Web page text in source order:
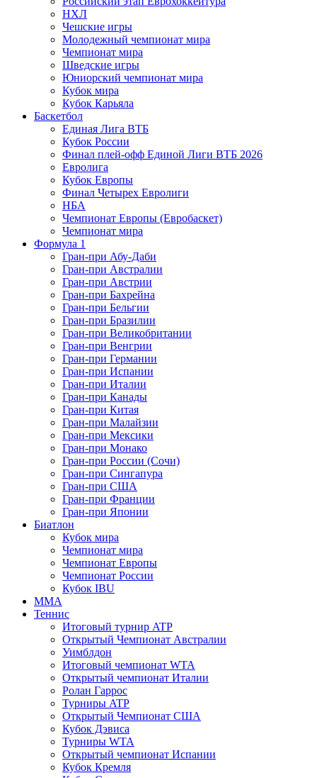
НХЛ
Чешские игры
Молодежный чемпионат мира
Чемпионат мира
Шведские игры
Юниорский чемпионат мира
Кубок мира
Кубок Карьяла
Баскетбол
Единая Лига ВТБ
Кубок России
Финал плей-офф Единой Лиги ВТБ 2026
Евролига
Кубок Европы
Финал Четырех Евролиги
НБА
Чемпионат Европы (Евробаскет)
Чемпионат мира
Формула 1
Гран-при Абу-Даби
Гран-при Австралии
Гран-при Австрии
Гран-при Бахрейна
Гран-при Бельгии
Гран-при Бразилии
Гран-при Великобритании
Гран-при Венгрии
Гран-при Германии
Гран-при Испании
Гран-при Италии
Гран-при Канады
Гран-при Китая
Гран-при Малайзии
Гран-при Мексики
Гран-при Монако
Гран-при России (Сочи)
Гран-при Сингапура
Гран-при США
Гран-при Франции
Гран-при Японии
Биатлон
Кубок мира
Чемпионат мира
Чемпионат Европы
Чемпионат России
Кубок IBU
MMA
Теннис
Итоговый турнир ATP
Открытый Чемпионат Австралии
Уимблдон
Итоговый чемпионат WTA
Открытый чемпионат Италии
Ролан Гаррос
Турниры ATP
Открытый Чемпионат США
Кубок Дэвиса
Турниры WTA
Открытый чемпионат Испании
Кубок Кремля